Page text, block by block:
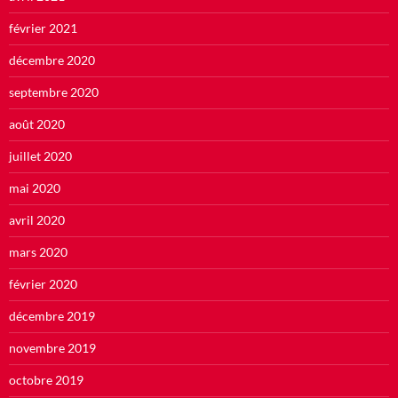
février 2021
décembre 2020
septembre 2020
août 2020
juillet 2020
mai 2020
avril 2020
mars 2020
février 2020
décembre 2019
novembre 2019
octobre 2019